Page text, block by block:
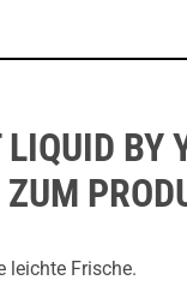
BY
leichte Frische.